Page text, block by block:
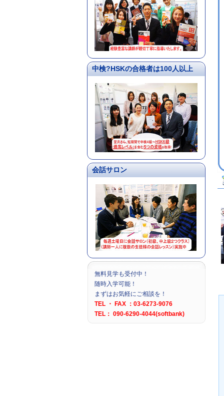
中検?HSKの合格者は100人以上
会話サロン
無料見学も受付中！
随時入学可能！
まずはお気軽にご相談を！
TEL ・ FAX ：03-6273-9076
TEL： 090-6290-4044(softbank)